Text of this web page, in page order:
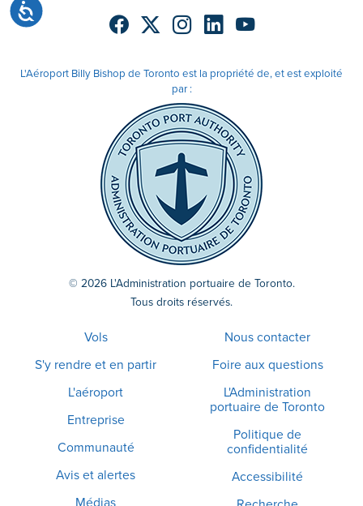
Accessibilité
L'Aéroport Billy Bishop de Toronto est la propriété de, et est exploité
par :
© 2026 L'Administration portuaire de Toronto.
Tous droits réservés.
Vols
S'y rendre et en partir
L'aéroport
Entreprise
Communauté
Avis et alertes
Nous contacter
Foire aux questions
L'Administration
portuaire de Toronto
Politique de
confidentialité
Accessibilité